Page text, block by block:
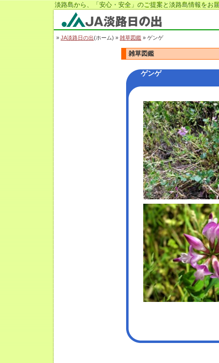
淡路島から、「安心・安全」のご提案と淡路島情報をお
JA淡路日の出
» JA淡路日の出(ホーム) » 雑草図鑑 » ゲンゲ
雑草図鑑
ゲンゲ